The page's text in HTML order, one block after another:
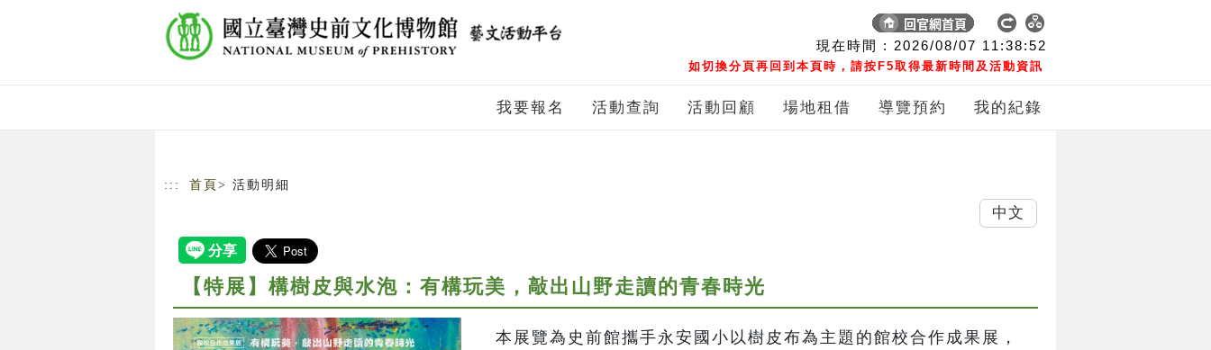
現在時間 : 2026/08/07 11:38:53
如切換分頁再回到本頁時，請按F5取得最新時間及活動資訊
我要報名 活動查詢 活動回顧 場地租借 導覽預約 我的紀錄
::: 首頁 > 活動明細
【特展】構樹皮與水泡：有構玩美，敲出山野走讀的青春時光
本展覽為史前館攜手永安國小以樹皮布為主題的館校合作成果展，